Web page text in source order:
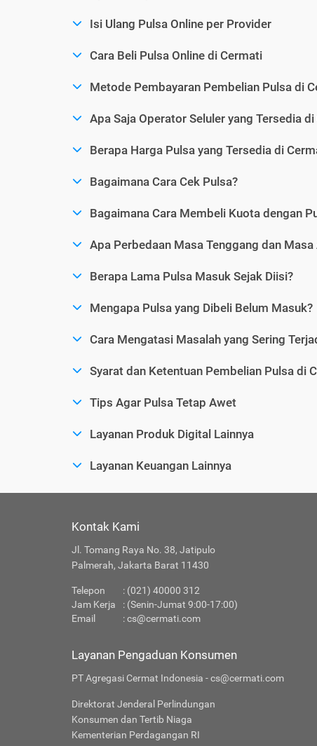
Isi Ulang Pulsa Online per Provider
Cara Beli Pulsa Online di Cermati
Metode Pembayaran Pembelian Pulsa di
Apa Saja Operator Seluler yang Tersedia
Berapa Harga Pulsa yang Tersedia di
Bagaimana Cara Cek Pulsa?
Bagaimana Cara Membeli Kuota dengan
Apa Perbedaan Masa Tenggang dan
Berapa Lama Pulsa Masuk Sejak Diisi?
Mengapa Pulsa yang Dibeli Belum Masuk?
Cara Mengatasi Masalah yang Sering
Syarat dan Ketentuan Pembelian Pulsa di
Tips Agar Pulsa Tetap Awet
Layanan Produk Digital Lainnya
Layanan Keuangan Lainnya
Kontak Kami
Jl. Tomang Raya No. 38, Jatipulo
Palmerah, Jakarta Barat 11430
Telepon
: (021) 40000 312
Jam Kerja
: (Senin-Jumat 9:00-17:00)
Email
:cs@cermati.com
Layanan Pengaduan Konsumen
PT Agregasi Cermat Indonesia - cs@cermati.com
Direktorat Jenderal Perlindungan
Konsumen dan Tertib Niaga
Kementerian Perdagangan RI